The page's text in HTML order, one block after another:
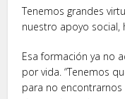
Tenemos grandes
nuestro apoyo
Esa formación ya no
por vida. “Tenemos
para no